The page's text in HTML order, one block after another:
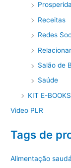
Receitas
Redes
Salão de
Saúde
KIT E-BOOKS
Video PLR
Tags de
Alimentação